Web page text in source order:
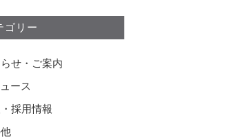
ゴリー
せ・ご案内
ース
採用情報